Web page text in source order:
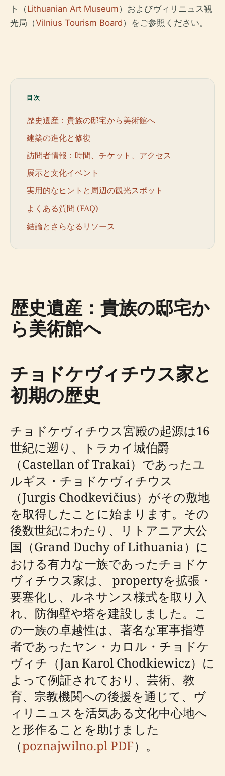
ト（Lithuanian Art Museum）およびヴィリニュス観
光局（Vilnius Tourism Board）をご参照ください。
目次
歴史遺産：貴族の邸宅から美術館へ
建築の進化と修復
訪問者情報：時間、チケット、アクセス
展示と文化イベント
実用的なヒントと周辺の観光スポット
よくある質問 (FAQ)
結論とさらなるリソース
歴史遺産：貴族の邸宅か
ら美術館へ
チョドケヴィチウス家と
初期の歴史
チョドケヴィチウス宮殿の起源は16
世紀に遡り、トラカイ城伯爵
（Castellan of Trakai）であったユ
ルギス・チョドケヴィチウス
（Jurgis Chodkevičius）がその敷地
を取得したことに始まります。その
後数世紀にわたり、リトアニア大公
国（Grand Duchy of Lithuania）に
おける有力な一族であったチョドケ
ヴィチウス家は、 propertyを拡張・
要塞化し、ルネサンス様式を取り入
れ、防御壁や塔を建設しました。こ
の一族の卓越性は、著名な軍事指導
者であったヤン・カロル・チョドケ
ヴィチ（Jan Karol Chodkiewicz）に
よって例証されており、芸術、教
育、宗教機関への後援を通じて、ヴ
ィリニュスを活気ある文化中心地へ
と形作ることを助けました
（poznajwilno.pl PDF）。